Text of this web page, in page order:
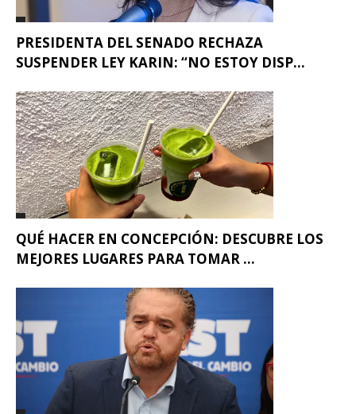
PRESIDENTA DEL SENADO RECHAZA
SUSPENDER LEY KARIN: “NO ESTOY DISP...
QUÉ HACER EN CONCEPCIÓN: DESCUBRE LOS
MEJORES LUGARES PARA TOMAR ...